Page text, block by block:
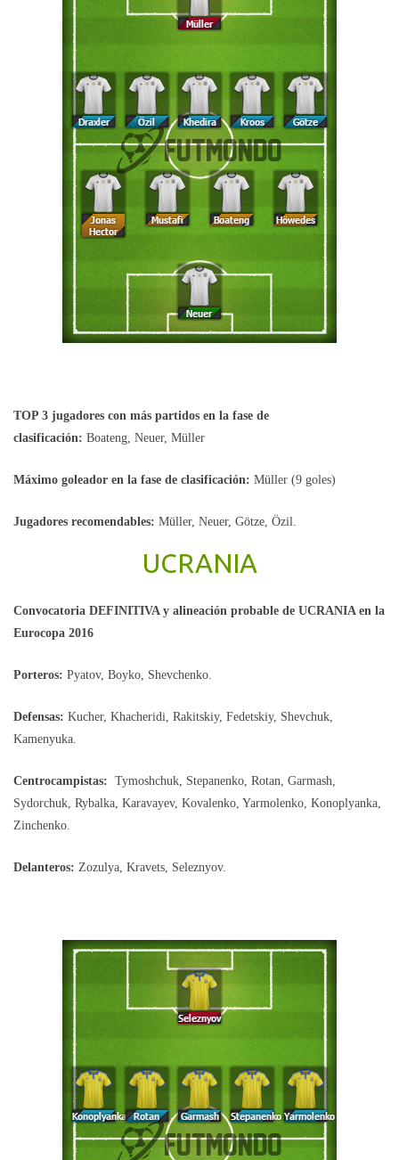
TOP 3 jugadores con más partidos en la fase de
clasificación: Boateng, Neuer, Müller
Máximo goleador en la fase de clasificación: Müller (9 goles)
Jugadores recomendables: Müller, Neuer, Götze, Özil.
UCRANIA
Convocatoria DEFINITIVA y alineación probable de UCRANIA en la
Eurocopa 2016
Porteros: Pyatov, Boyko, Shevchenko.
Defensas: Kucher, Khacheridi, Rakitskiy, Fedetskiy, Shevchuk,
Kamenyuka.
Centrocampistas: Tymoshchuk, Stepanenko, Rotan, Garmash,
Sydorchuk, Rybalka, Karavayev, Kovalenko, Yarmolenko, Konoplyanka,
Zinchenko.
Delanteros: Zozulya, Kravets, Seleznyov.